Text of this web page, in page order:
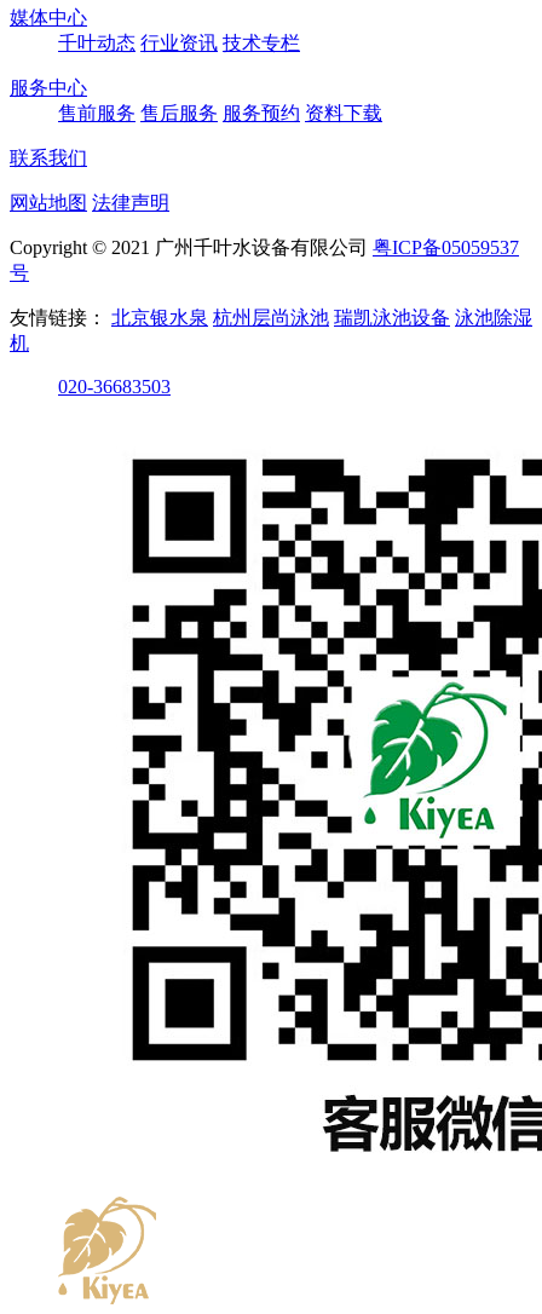
媒体中心
千叶动态 行业资讯 技术专栏
服务中心
售前服务 售后服务 服务预约 资料下载
联系我们
网站地图 法律声明
Copyright © 2021 广州千叶水设备有限公司 粤ICP备05059537
号
友情链接： 北京银水泉 杭州层尚泳池 瑞凯泳池设备 泳池除湿
机
020-36683503